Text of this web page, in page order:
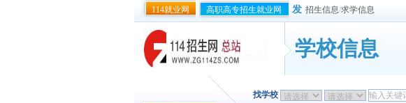
114就业网 高职高专招生就业网 发 招生信息/求学信息
学校信息
找学校